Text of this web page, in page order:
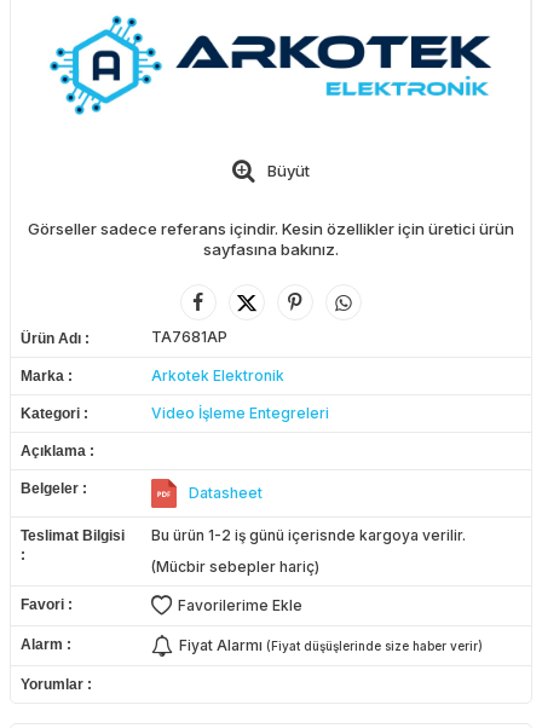
Büyüt
Görseller sadece referans içindir. Kesin özellikler için üretici ürün
sayfasına bakınız.
Ürün Adı TA7681AP
Marka Arkotek Elektronik
Kategori Video İşleme Entegreleri
Açıklama
Belgeler Datasheet
Teslimat Bilgisi
Bu ürün 1-2 iş günü içerisnde kargoya verilir.
(Mücbir sebepler hariç)
Favori Favorilerime Ekle
Alarm Fiyat Alarmı (Fiyat düşüşlerinde size haber verir)
Yorumlar